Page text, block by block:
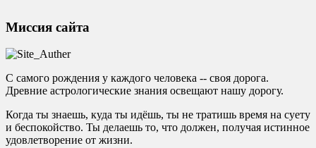
Миссия сайта
С самого рождения у каждого человека -- своя дорога.
Древние астрологические знания освещают нашу дорогу.
Когда ты знаешь, куда ты идёшь, ты не тратишь время на суету
и беспокойство. Ты делаешь то, что должен, получая истинное
удовлетворение от жизни.